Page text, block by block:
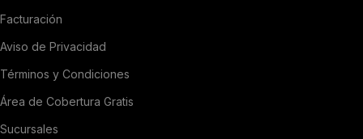
Facturación
Aviso de Privacidad
Términos y Condiciones
Área de Cobertura Gratis
Sucursales